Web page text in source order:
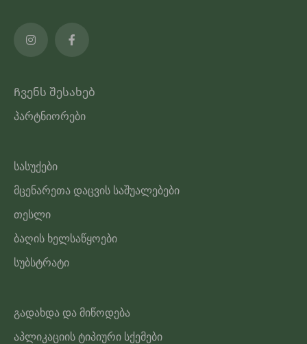
Ჩვენს შესახებ
პარტნიორები
სასუქები
მცენარეთა დაცვის საშუალებები
თესლი
ბაღის ხელსაწყოები
სუბსტრატი
გადახდა და მიწოდება
აპლიკაციის ტიპიური სქემები